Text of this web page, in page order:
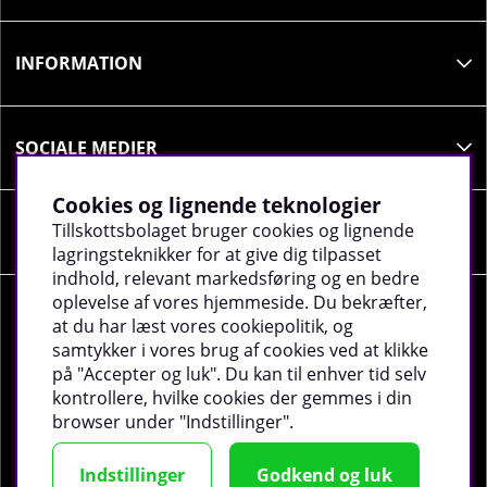
INFORMATION
SOCIALE MEDIER
VIRKSOMHEDSOPLYSNINGER
©2026 tillskottsbolaget.dk. Vi bruger cookies -Læs
mere.
Cookies og lignende teknologier
Tillskottsbolaget bruger cookies og lignende
lagringsteknikker for at give dig tilpasset
indhold, relevant markedsføring og en bedre
oplevelse af vores hjemmeside. Du bekræfter,
at du har læst vores cookiepolitik, og
samtykker i vores brug af cookies ved at klikke
på "Accepter og luk". Du kan til enhver tid selv
kontrollere, hvilke cookies der gemmes i din
browser under "Indstillinger".
Indstillinger Godkend og luk